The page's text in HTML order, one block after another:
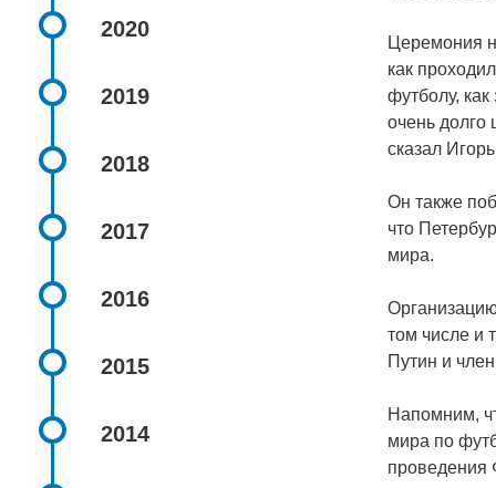
2020
2019
2018
2017
2016
2015
2014
Церемония
как
футболу,
очень
сказал
Он также
что
мира.
том числе и
Путин и
Напомним,
мира по